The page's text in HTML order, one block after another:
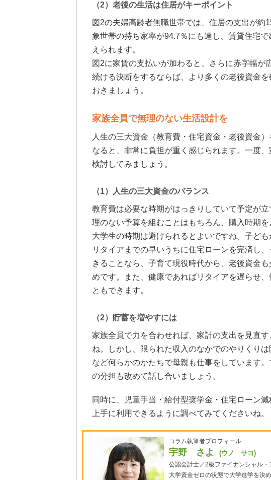
（2）老後の生活は住居がキーポイント
図2の夫婦高齢者無職世帯では、住居の支出が約
象世帯の持ち家率が94.7％にも達し、賃貸住宅
えられます。
図2に家賃の支払いが加わると、さらに赤字幅が
続ける決断をするならば、より多くの老後資金
おきましょう。
家族全員で無理のない生活設計を
人生の三大資金（教育費・住宅資金・老後資金
なると、非常に負担が重く感じられます。一度
検討してみましょう。
（1）人生の三大資金のバランス
教育費は必要な時期がはっきりしていて予定が
理のない予算を組むことはもちろん、購入時期
大学生の時期は避けられるとよいですね。子ど
リタイアまでの早いうちに住宅ローンを完済し
きることなら、子育て現役時代から、老後資金
めです。また、健康であればリタイアを遅らせ
ともできます。
（2）貯蓄を増やすには
家族全員で力を合わせれば、家計の支出を見直
ね。しかし、限られた収入のなかでのやりくり
など何らかのかたちで母親も仕事をしています
の分担も改めて話し合いましょう。
同時に、児童手当・給付型奨学金・住宅ローン
上手に利用できるように調べてみてくださいね。
コラム執筆者プロフィール
宇野 さよ
(ウノ サヨ)
公認会計士／2級ファイナンシャル
大学資金ゼロの状態で大学進学を決